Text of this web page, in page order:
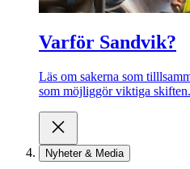
Varför Sandvik?
Läs om sakerna som
som möjliggör viktiga skiften.
Nyheter & Media